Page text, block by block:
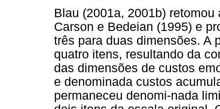
Blau (2001a, 2001b)
Carson e Bedeian (1995) e
três para duas dimensões. A
quatro itens, resultando da
das dimensões de custos
e denominada custos
permaneceu denomi-nada